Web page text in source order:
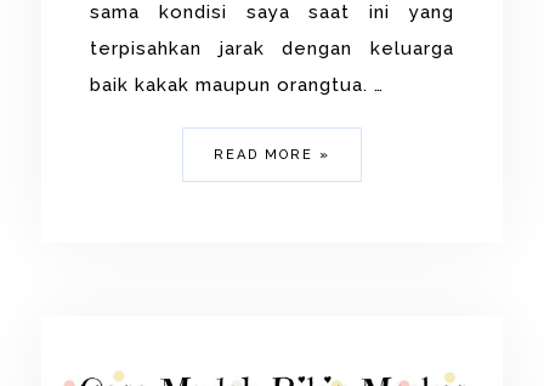
sama kondisi saya saat ini yang
terpisahkan jarak dengan keluarga
baik kakak maupun orangtua. …
READ MORE »